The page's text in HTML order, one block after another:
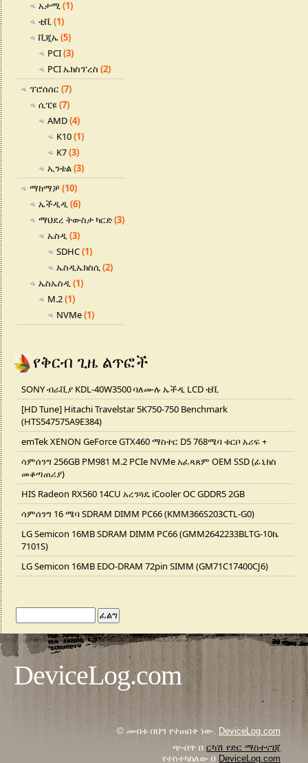
አታሚ(1)
ቲቪ (1)
ቪጂኤ(5)
PCI(3)
PCI ኤክስፕረስ (2)
ፕሮሰሰር (7)
ሲፒዩ(7)
AMD(4)
K10(1)
K7(3)
ኢንቴል(3)
ማከማቻ (10)
ኤችዲዲ (6)
ማህደረ ትውስታ ካርድ(3)
ኤስዲ (3)
SDHC(1)
ኤስዲኤክስሲ(2)
ኤስኤስዲ (1)
M.2(1)
NVMe(1)
የቅርብ ጊዜ ልጥፎች
SONY ብራቪያ KDL-40W3500 ባለሙሉ ኤችዲ LCD ቲቪ
[HD Tune] Hitachi Travelstar 5K750-750 Benchmark
(HTS547575A9E384)
emTek XENON GeForce GTX460 ማስተር D5 768ሜባ ቱርቦ አሪፍ +
ሳምሰንግ 256GB PM981 M.2 PCIe NVMe አፈጻጸም OEM SSD (ፊኒክስ
መቆጣጠሪያ)
HIS Radeon RX560 14CU አረንጓዴ iCooler OC GDDR5 2GB
ሳምሰንግ 16 ሜባ SDRAM DIMM PC66 (KMM366S203CTL-G0)
LG Semicon 16MB SDRAM DIMM PC66 (GMM2642233BLTG-10ኬ
7101S)
LG Semicon 16MB EDO-DRAM 72pin SIMM (GM71C17400CJ6)
DeviceLog.com
© መብቱ በህግ የተጠበቀ ነው. DeviceLog.com
ጭብጥ በ ርካሽ የድር ማስተናገጃ
የተስተካከለው በ DeviceLog.com